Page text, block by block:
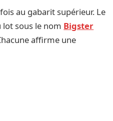
au gabarit supérieur. Le
lot sous le nom Bigster
affirme une